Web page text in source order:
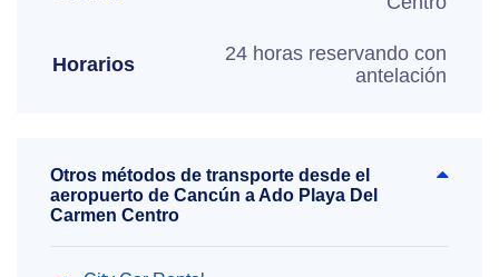
Horarios
24 horas reservando con
antelación
Otros métodos de transporte desde el
aeropuerto de Cancún a Ado Playa Del
Carmen Centro